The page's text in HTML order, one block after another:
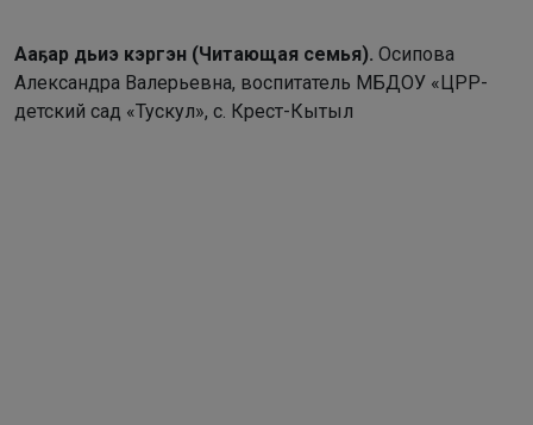
Ааҕар дьиэ кэргэн (Читающая семья). Осипова
Александра Валерьевна, воспитатель МБДОУ «ЦРР-
детский сад «Тускул», с. Крест-Кытыл